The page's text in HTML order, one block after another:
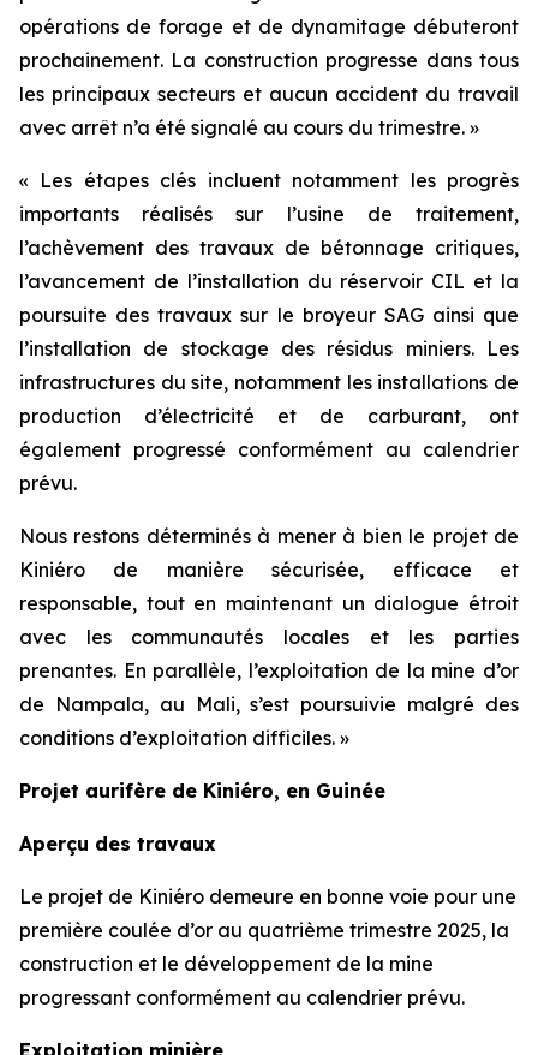
opérations de forage et de dynamitage débuteront
prochainement. La construction progresse dans tous
les principaux secteurs et aucun accident du travail
avec arrêt n’a été signalé au cours du trimestre. »
« Les étapes clés incluent notamment les progrès
importants réalisés sur l’usine de traitement,
l’achèvement des travaux de bétonnage critiques,
l’avancement de l’installation du réservoir CIL et la
poursuite des travaux sur le broyeur SAG ainsi que
l’installation de stockage des résidus miniers. Les
infrastructures du site, notamment les installations de
production d’électricité et de carburant, ont
également progressé conformément au calendrier
prévu.
Nous restons déterminés à mener à bien le projet de
Kiniéro de manière sécurisée, efficace et
responsable, tout en maintenant un dialogue étroit
avec les communautés locales et les parties
prenantes. En parallèle, l’exploitation de la mine d’or
de Nampala, au Mali, s’est poursuivie malgré des
conditions d’exploitation difficiles. »
Projet aurifère de Kiniéro, en Guinée
Aperçu des travaux
Le projet de Kiniéro demeure en bonne voie pour une
première coulée d’or au quatrième trimestre 2025, la
construction et le développement de la mine
progressant conformément au calendrier prévu.